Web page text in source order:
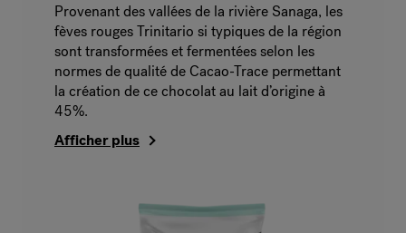
Provenant des vallées de la rivière Sanaga, les
fèves rouges Trinitario si typiques de la région
sont transformées et fermentées selon les
normes de qualité de Cacao-Trace permettant
la création de ce chocolat au lait d’origine à
45%.
Afficher plus